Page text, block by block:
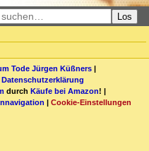
Los
Tode Jürgen Küßners |
Datenschutzerklärung
durch Käufe bei Amazon! |
| Cookie-Einstellungen